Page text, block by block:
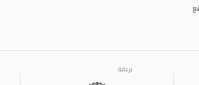
برعاية